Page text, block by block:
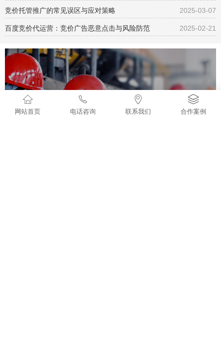
2025-03-07
竞价托管推广的常见误区与应对策略
2025-02-21
百度竞价代运营：竞价广告恶意点击与风险防范

网站首页

电话咨询

联系我们

合作案例